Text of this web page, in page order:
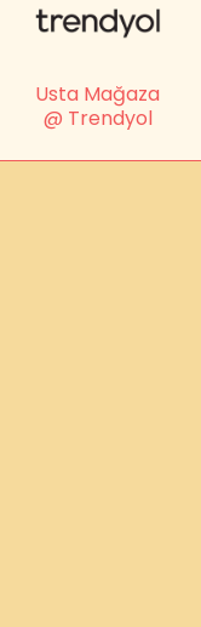
Usta Mağaza
@ Trendyol